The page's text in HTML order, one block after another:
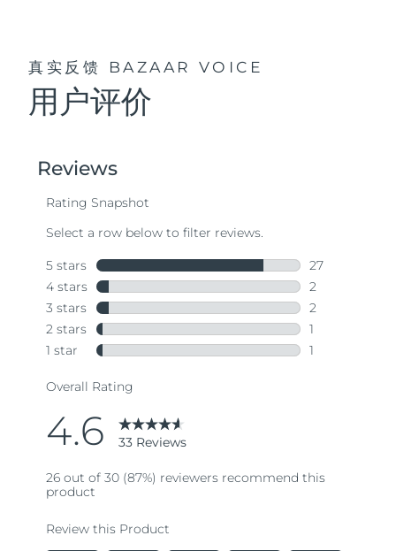
真实反馈 BAZAAR VOICE
用户评价